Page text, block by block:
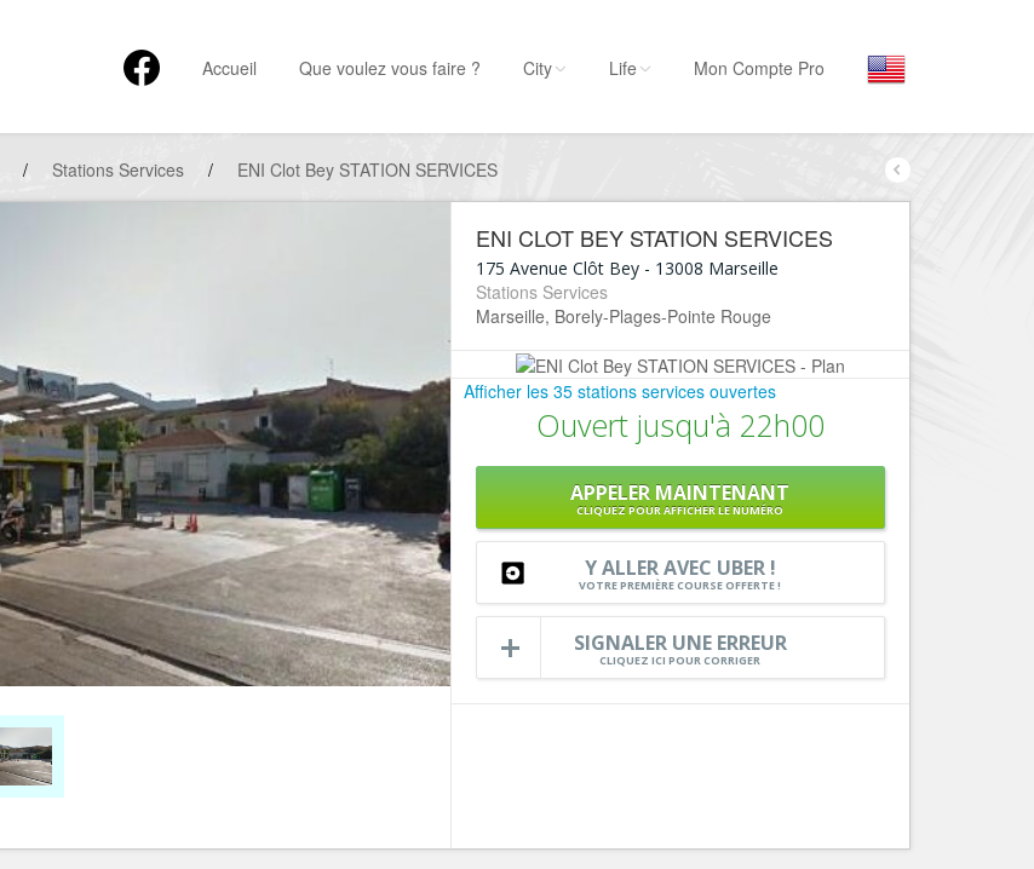
Accueil Que voulez vous faire ?
Hôtels, ...
Sortir
Commerces
Mode, ...
Loisirs
Plages, sports, ...
Tourisme, ...
City Life Mon Compte Pro
/ Stations Services / ENI Clot Bey STATION SERVICES
ENI CLOT BEY STATION SERVICES
175 Avenue Clôt Bey- 13008 Marseille
Stations Services
Marseille, Borely-Plages-Pointe Rouge
Afficher les 35 stations services ouvertes
Ouvert jusqu'à 22h00
APPELER MAINTENANT
CLIQUEZ POUR AFFICHER LE NUMÉRO
Y ALLER AVEC UBER !
VOTRE PREMIÈRE COURSE OFFERTE !
SIGNALER UNE ERREUR
CLIQUEZ ICI POUR CORRIGER